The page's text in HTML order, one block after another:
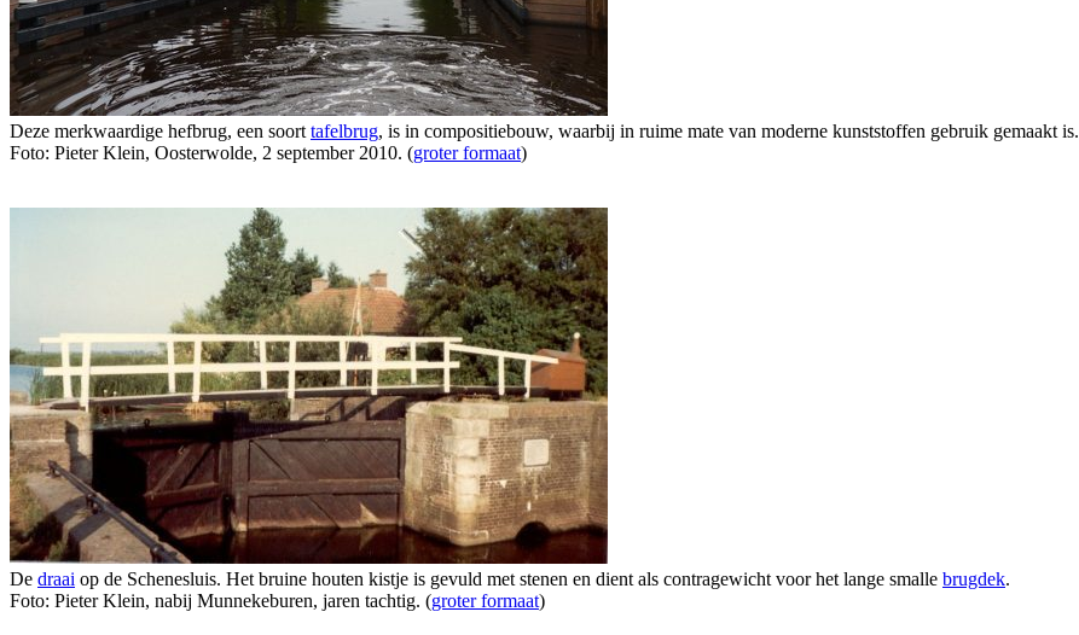
Deze merkwaardige hefbrug, een soort tafelbrug, is in compositiebouw, waarbij in ruime mate van moderne kunststoffen gebruik gemaakt is.
Foto: Pieter Klein, Oosterwolde, 2 september 2010. (groter formaat)
De draai op de Schenesluis. Het bruine houten kistje is gevuld met stenen en dient als contragewicht voor het lange smalle brugdek.
Foto: Pieter Klein, nabij Munnekeburen, jaren tachtig. (groter formaat)